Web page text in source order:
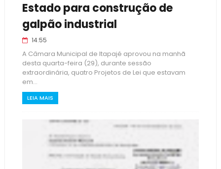
Estado para construção de
galpão industrial
14:55
A Câmara Municipal de Itapajé aprovou na manhã
desta quarta-feira (29), durante sessão
extraordinária, quatro Projetos de Lei que estavam
em...
LEIA MAIS